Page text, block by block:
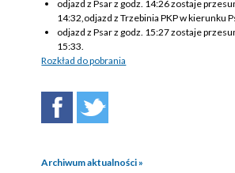
odjazd z Psar z godz. 14:26 zostaje
14:32,odjazd z Trzebinia PKP w kierunku
odjazd z Psar z godz. 15:27 zostaje
15:33.
Rozkład do pobrania
Archiwum aktualności »